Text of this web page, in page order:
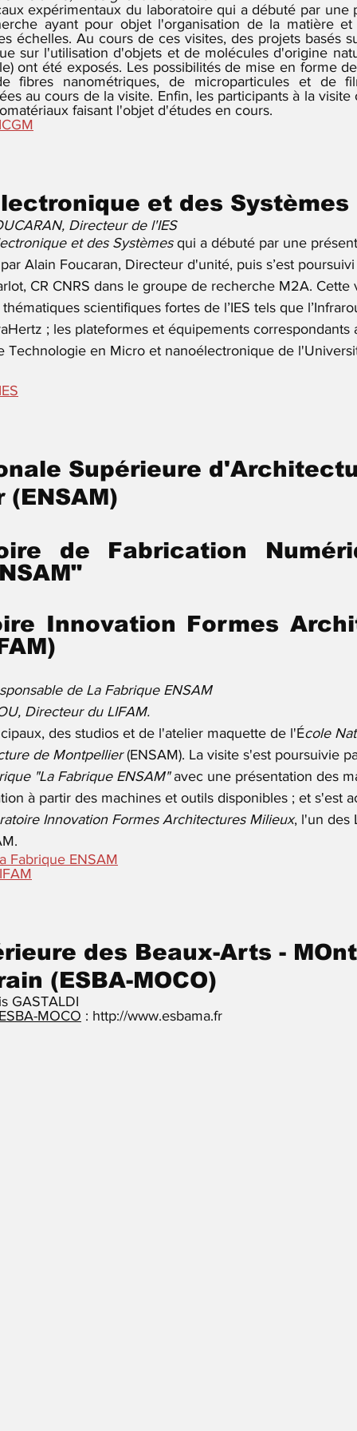
expérimentaux du laboratoire qui a débuté par une
ayant pour objet l'organisation de la matière
échelles. Au cours de ces visites, des projets basés
sur l'utilisation d'objets et de molécules d'origine
ont été exposés. Les possibilités de mise en forme
fibres nanométriques, de microparticules et de
au cours de la visite. Enfin, les participants à la
faisant l'objet d'études en cours.
et des Systèmes
Directeur de l'IES
et des Systèmes qui a débuté par une
Alain Foucaran, Directeur d'unité, puis s’est
CR CNRS dans le groupe de recherche M2A.
scientifiques fortes de l’IES tels que
; les plateformes et équipements correspondants
Technologie en Micro et nanoélectronique de
Supérieure
de Fabrication
Innovation Formes
de La Fabrique ENSAM
Directeur du LIFAM.
des studios et de l'atelier maquette de l'École
de Montpellier (ENSAM). La visite s'est poursuivie
"La Fabrique ENSAM" avec une présentation des
à partir des machines et outils disponibles ; et s'est
Innovation Formes Architectures Milieux, l'un des
Fabrique ENSAM
des Beaux-Arts -
(ESBA-MOCO)
GASTALDI
MOCO : http://www.esbama.fr